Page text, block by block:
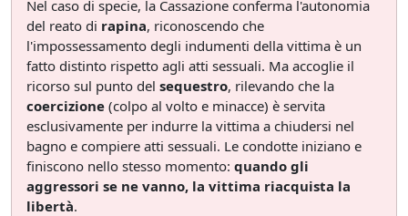
Nel caso di specie, la Cassazione conferma l'autonomia
del reato di rapina, riconoscendo che
l'impossessamento degli indumenti della vittima è un
fatto distinto rispetto agli atti sessuali. Ma accoglie il
ricorso sul punto del sequestro, rilevando che la
coercizione (colpo al volto e minacce) è servita
esclusivamente per indurre la vittima a chiudersi nel
bagno e compiere atti sessuali. Le condotte iniziano e
finiscono nello stesso momento: quando gli
aggressori se ne vanno, la vittima riacquista la
libertà.